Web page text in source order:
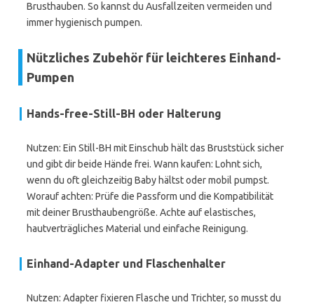
Brusthauben. So kannst du Ausfallzeiten vermeiden und
immer hygienisch pumpen.
Nützliches Zubehör für leichteres Einhand-
Pumpen
Hands-free-Still-BH oder Halterung
Nutzen: Ein Still-BH mit Einschub hält das Bruststück sicher
und gibt dir beide Hände frei. Wann kaufen: Lohnt sich,
wenn du oft gleichzeitig Baby hältst oder mobil pumpst.
Worauf achten: Prüfe die Passform und die Kompatibilität
mit deiner Brusthaubengröße. Achte auf elastisches,
hautverträgliches Material und einfache Reinigung.
Einhand-Adapter und Flaschenhalter
Nutzen: Adapter fixieren Flasche und Trichter, so musst du